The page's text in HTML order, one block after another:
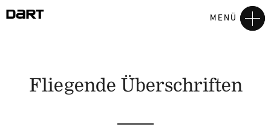
MENÜ
Fliegende Überschriften